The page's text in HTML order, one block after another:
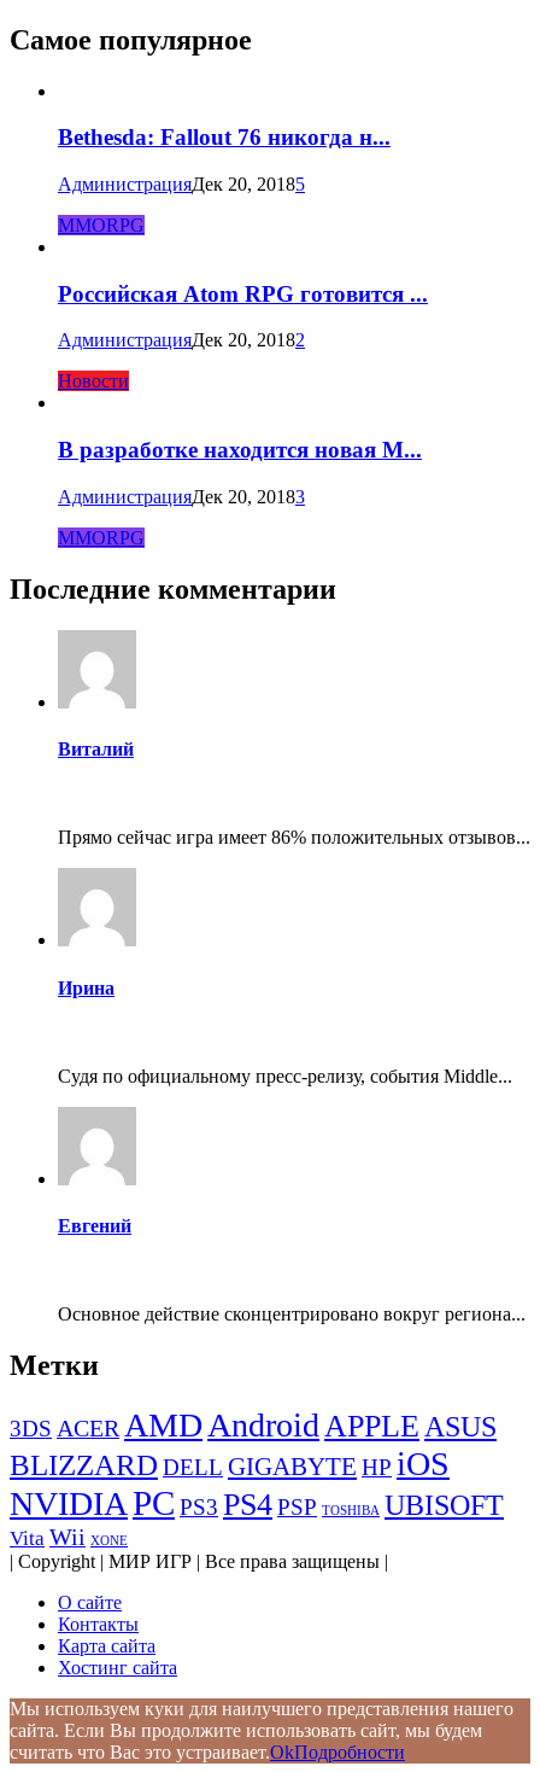
Самое популярное
Bethesda: Fallout 76 никогда н...
АдминистрацияДек 20, 20185
MMORPG
Российская Atom RPG готовится ...
АдминистрацияДек 20, 20182
Новости
В разработке находится новая M...
АдминистрацияДек 20, 20183
MMORPG
Последние комментарии
Виталий
Прямо сейчас игра имеет 86% положительных отзывов...
Ирина
Судя по официальному пресс-релизу, события Middle...
Евгений
Основное действие сконцентрировано вокруг региона...
Метки
3DS ACER AMD Android APPLE ASUS
BLIZZARD DELL GIGABYTE HP iOS
NVIDIAPC PS3 PS4PSP TOSHIBA UBISOFT
Vita Wii XONE
| Copyright | МИР ИГР | Все права защищены |
О сайте
Контакты
Карта сайта
Хостинг сайта
Мы используем куки для наилучшего представления нашего
сайта. Если Вы продолжите использовать сайт, мы будем
считать что Вас это устраивает.OkПодробности